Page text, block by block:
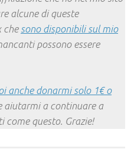
alcune di queste
che sono disponibili sul mio
possono essere
anche donarmi solo 1€ o
aiutarmi a continuare a
come questo. Grazie!